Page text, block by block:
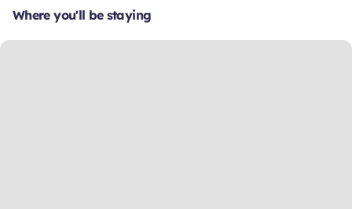
Where you'll be staying